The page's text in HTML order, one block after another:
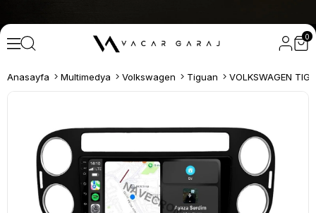
0
Anasayfa Multimedya Volkswagen Tiguan